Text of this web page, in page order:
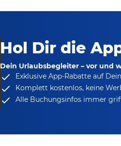
Hol Dir die
Dein Urlaubsbegleiter – vor und
Exklusive App-Rabatteauf
Komplett kostenlos, keine
Alle Buchungsinfos immer